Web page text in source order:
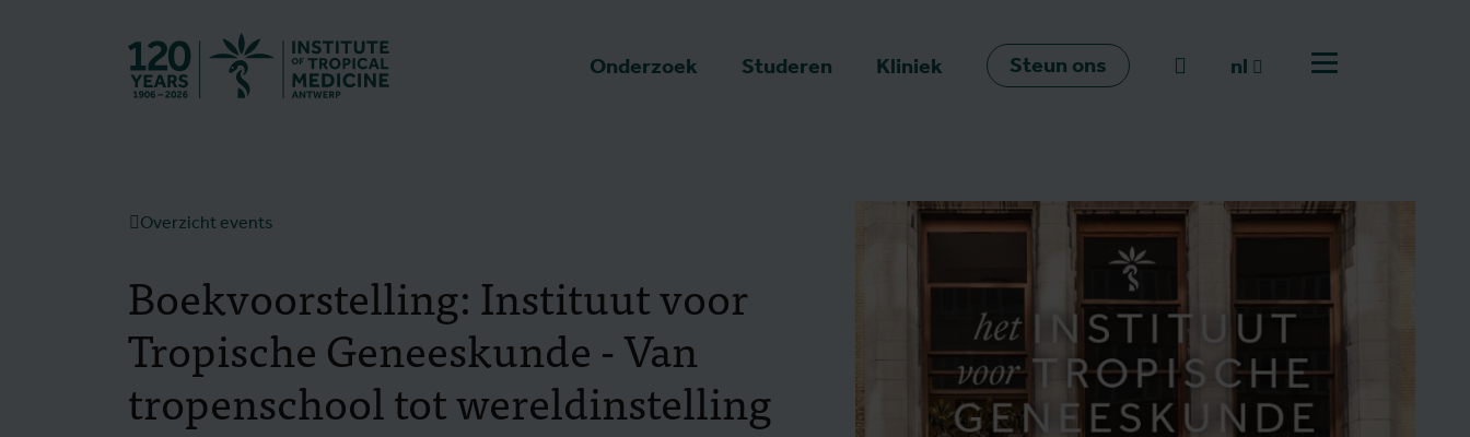
Onderzoek Studeren Kliniek Steun ons Naar zoeken
nl
fr
Open menu
Overzicht events
Boekvoorstelling: Instituut voor
Tropische Geneeskunde - Van
tropenschool tot wereldinstelling